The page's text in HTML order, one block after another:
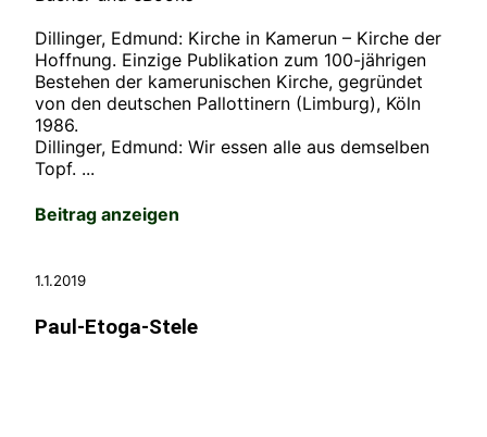
Dillinger, Edmund: Kirche in Kamerun – Kirche der
Hoffnung. Einzige Publikation zum 100-jährigen
Bestehen der kamerunischen Kirche, gegründet
von den deutschen Pallottinern (Limburg), Köln
1986.
Dillinger, Edmund: Wir essen alle aus demselben
Topf. ...
Beitrag anzeigen
1.1.2019
Paul-Etoga-Stele